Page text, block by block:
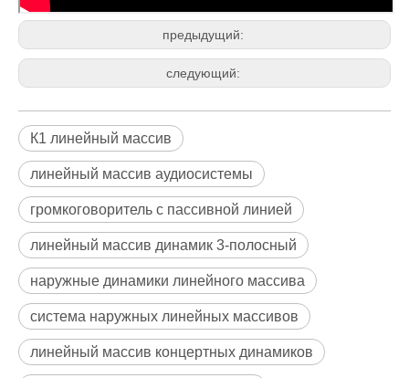
предыдущий:
следующий:
К1 линейный массив
линейный массив аудиосистемы
громкоговоритель с пассивной линией
линейный массив динамик 3-полосный
наружные динамики линейного массива
система наружных линейных массивов
линейный массив концертных динамиков